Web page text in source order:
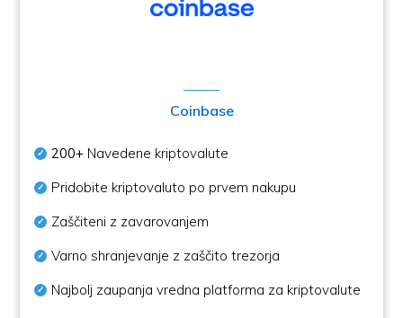
Coinbase
200+ Navedene kriptovalute
Pridobite kriptovaluto po prvem nakupu
Zaščiteni z zavarovanjem
Varno shranjevanje z zaščito trezorja
Najbolj zaupanja vredna platforma za kriptovalute